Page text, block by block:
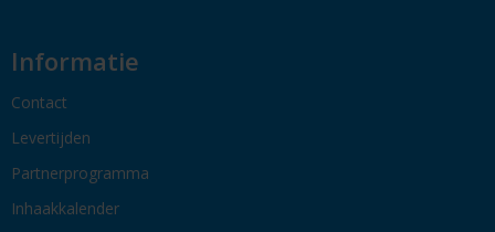
Informatie
Contact
Levertijden
Partnerprogramma
Inhaakkalender